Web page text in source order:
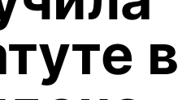
в